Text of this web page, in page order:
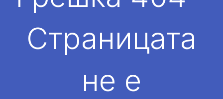
Страницата
не е